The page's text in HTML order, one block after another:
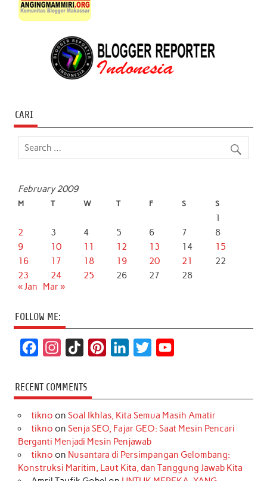
CARI
February 2009
M T W T F S S
1
2
3 4 5 6 7
8
9
10 11 12 13 14
15
16
17 18 19 20 21
22
23
24 25 26 27
28
« Jan
Mar »
FOLLOW ME:
c
e
b
o
k
s
t
a
r
a
k
T
o
k
t
e
r
e
s
k
e
d
I
n
t
t
r
T
u
e
RECENT COMMENTS
tikno on Soal Ikhlas, Kita Semua Masih Amatir
tikno on Senja SEO, Fajar GEO: Saat Mesin Pencari
Berganti Menjadi Mesin Penjawab
tikno on Nusantara di Persimpangan Gelombang:
Konstruksi Maritim, Laut Kita, dan Tanggung Jawab Kita